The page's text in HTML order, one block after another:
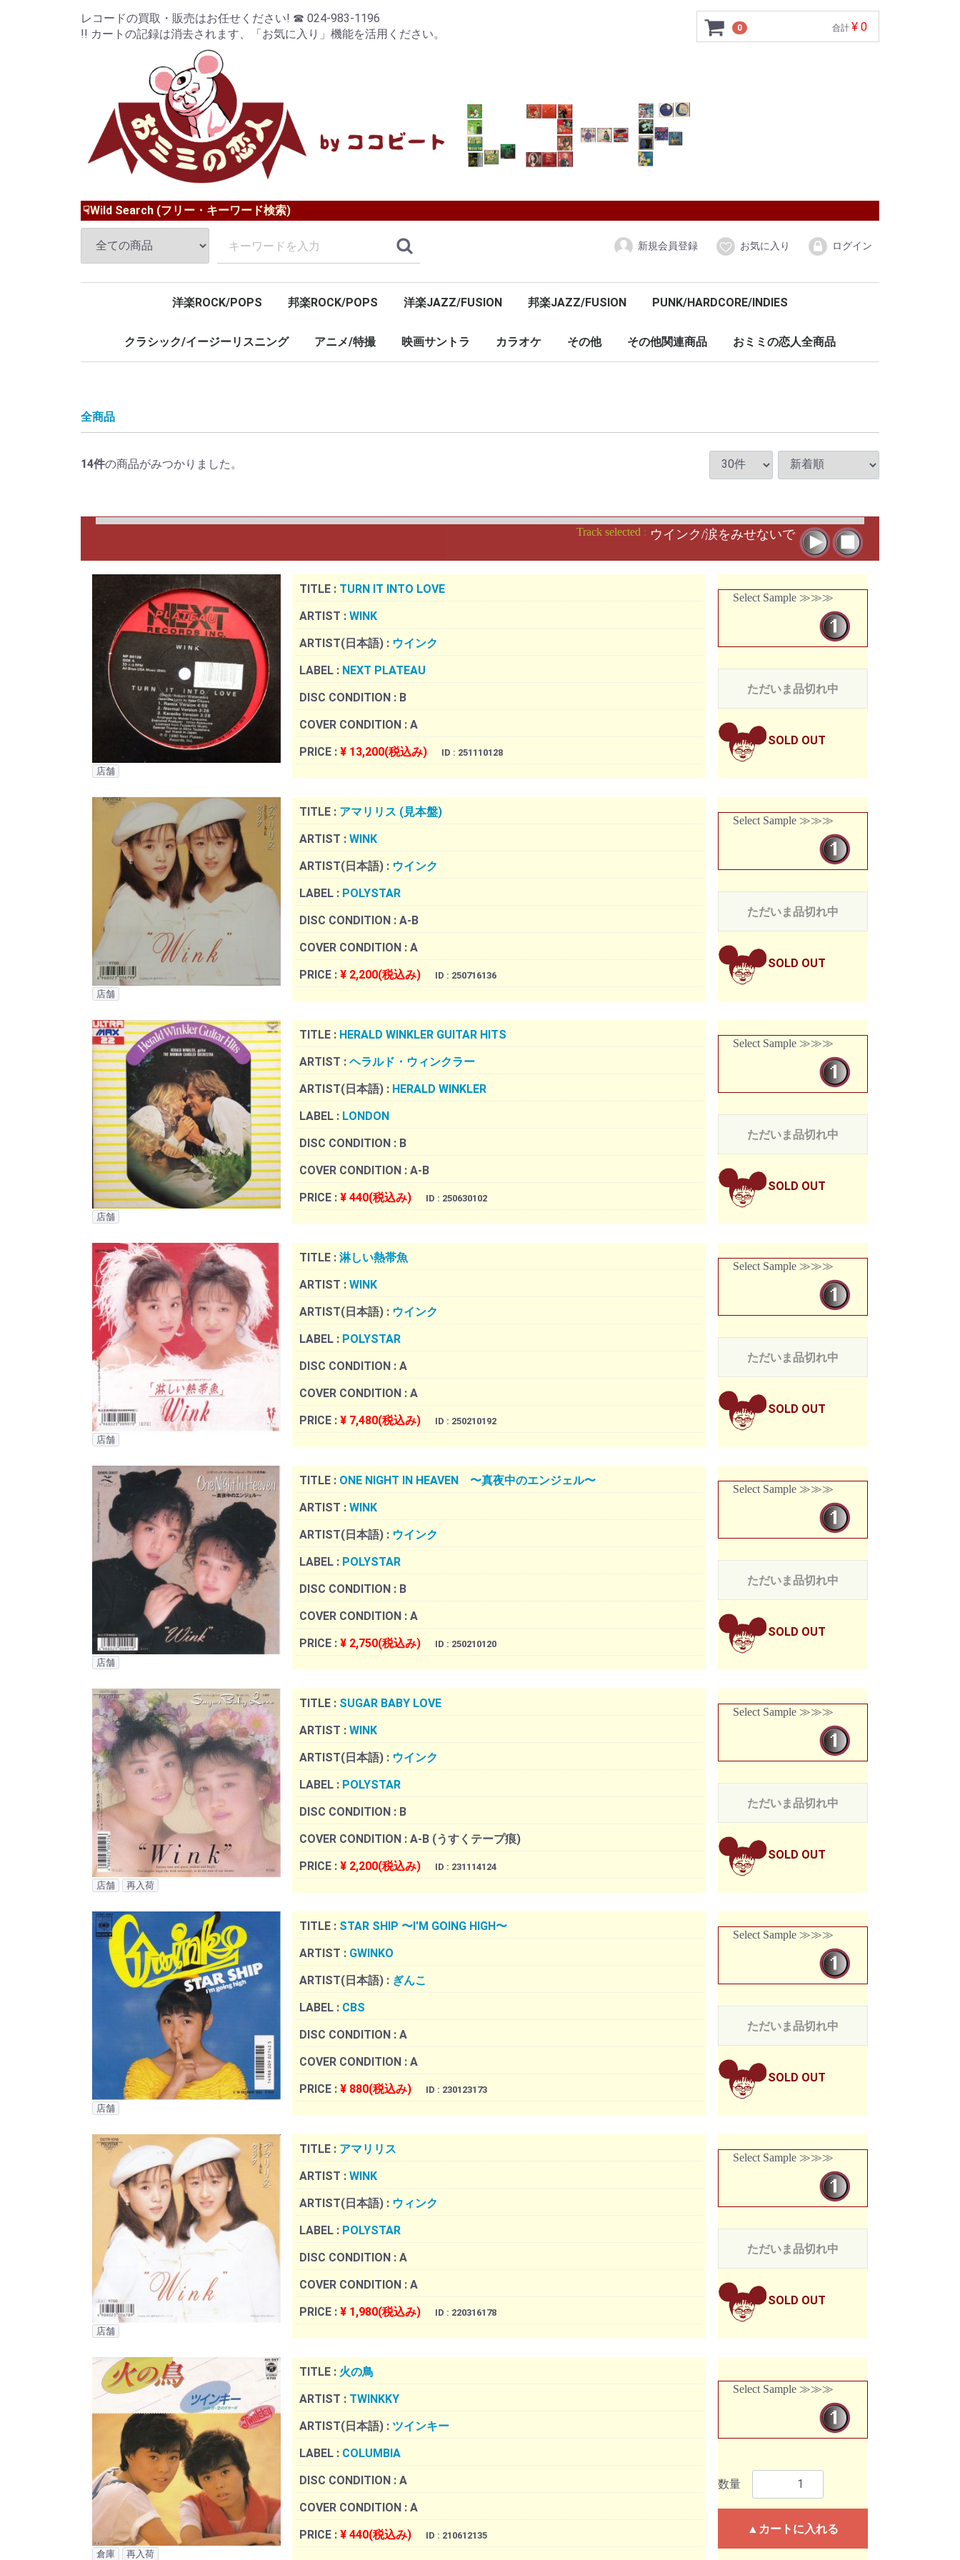
レコードの買取・販売はお任せください! ☎ 024-983-1196
!! カートの記録は消去されます、「お気に入り」機能を活用ください。
0 合計 ¥ 0
☟Wild Search (フリー・キーワード検索)
新規会員登録 お気に入り ログイン
洋楽ROCK/POPS
LP/12inch/10inch
7inch
邦楽ROCK/POPS
LP/12inch/10inch
7inch
洋楽JAZZ/FUSION
LP/12inch/10inch
7inch
邦楽JAZZ/FUSION
LP/12inch/10inch
7inch
PUNK/HARDCORE/INDIES
LP/12inch/10inch
7inch
クラシック/イージーリスニング アニメ/特撮 映画サントラ カラオケ その他 その他関連商品 おミミの恋人全商品
全商品
14件の商品がみつかりました。
Track selected : ウインク/涙をみせないで
店舗
TITLE : TURN IT INTO LOVE
ARTIST : WINK
ARTIST(日本語) : ウインク
LABEL : NEXT PLATEAU
DISC CONDITION : B
COVER CONDITION : A
PRICE : ¥ 13,200(税込み) ID : 251110128
Select Sample ≫≫≫
ただいま品切れ中
SOLD OUT
店舗
TITLE : アマリリス (見本盤)
ARTIST : WINK
ARTIST(日本語) : ウインク
LABEL : POLYSTAR
DISC CONDITION : A-B
COVER CONDITION : A
PRICE : ¥ 2,200(税込み) ID : 250716136
Select Sample ≫≫≫
ただいま品切れ中
SOLD OUT
店舗
TITLE : HERALD WINKLER GUITAR HITS
ARTIST : ヘラルド・ウィンクラー
ARTIST(日本語) : HERALD WINKLER
LABEL : LONDON
DISC CONDITION : B
COVER CONDITION : A-B
PRICE : ¥ 440(税込み) ID : 250630102
Select Sample ≫≫≫
ただいま品切れ中
SOLD OUT
店舗
TITLE : 淋しい熱帯魚
ARTIST : WINK
ARTIST(日本語) : ウインク
LABEL : POLYSTAR
DISC CONDITION : A
COVER CONDITION : A
PRICE : ¥ 7,480(税込み) ID : 250210192
Select Sample ≫≫≫
ただいま品切れ中
SOLD OUT
店舗
TITLE : ONE NIGHT IN HEAVEN 〜真夜中のエンジェル〜
ARTIST : WINK
ARTIST(日本語) : ウインク
LABEL : POLYSTAR
DISC CONDITION : B
COVER CONDITION : A
PRICE : ¥ 2,750(税込み) ID : 250210120
Select Sample ≫≫≫
ただいま品切れ中
SOLD OUT
店舗 再入荷
TITLE : SUGAR BABY LOVE
ARTIST : WINK
ARTIST(日本語) : ウインク
LABEL : POLYSTAR
DISC CONDITION : B
COVER CONDITION : A-B (うすくテープ痕)
PRICE : ¥ 2,200(税込み) ID : 231114124
Select Sample ≫≫≫
ただいま品切れ中
SOLD OUT
店舗
TITLE : STAR SHIP 〜I'M GOING HIGH〜
ARTIST : GWINKO
ARTIST(日本語) : ぎんこ
LABEL : CBS
DISC CONDITION : A
COVER CONDITION : A
PRICE : ¥ 880(税込み) ID : 230123173
Select Sample ≫≫≫
ただいま品切れ中
SOLD OUT
店舗
TITLE : アマリリス
ARTIST : WINK
ARTIST(日本語) : ウィンク
LABEL : POLYSTAR
DISC CONDITION : A
COVER CONDITION : A
PRICE : ¥ 1,980(税込み) ID : 220316178
Select Sample ≫≫≫
ただいま品切れ中
SOLD OUT
倉庫 再入荷
TITLE : 火の鳥
ARTIST : TWINKKY
ARTIST(日本語) : ツインキー
LABEL : COLUMBIA
DISC CONDITION : A
COVER CONDITION : A
PRICE : ¥ 440(税込み) ID : 210612135
Select Sample ≫≫≫
数量
▲カートに入れる